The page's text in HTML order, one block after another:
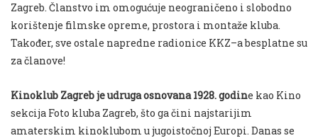
Zagreb. Članstvo im omogućuje neograničeno i slobodno
korištenje filmske opreme, prostora i montaže kluba.
Također, sve ostale napredne radionice KKZ–a besplatne su
za članove!
Kinoklub Zagreb je udruga osnovana 1928. godine kao Kino
sekcija Foto kluba Zagreb, što ga čini najstarijim
amaterskim kinoklubom u jugoistočnoj Europi. Danas se